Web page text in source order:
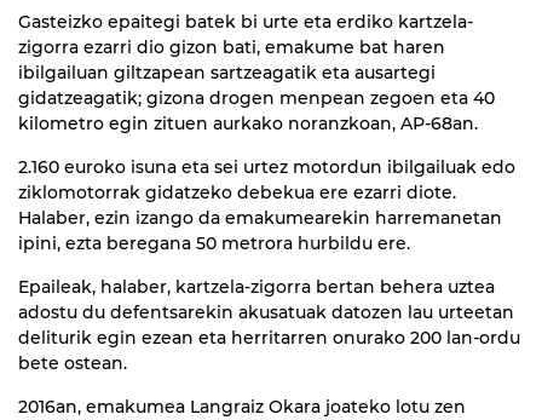
Gasteizko epaitegi batek bi urte eta erdiko kartzela-
zigorra ezarri dio gizon bati, emakume bat haren
ibilgailuan giltzapean sartzeagatik eta ausartegi
gidatzeagatik; gizona drogen menpean zegoen eta 40
kilometro egin zituen aurkako noranzkoan, AP-68an.
2.160 euroko isuna eta sei urtez motordun ibilgailuak edo
ziklomotorrak gidatzeko debekua ere ezarri diote.
Halaber, ezin izango da emakumearekin harremanetan
ipini, ezta beregana 50 metrora hurbildu ere.
Epaileak, halaber, kartzela-zigorra bertan behera uztea
adostu du defentsarekin akusatuak datozen lau urteetan
deliturik egin ezean eta herritarren onurako 200 lan-ordu
bete ostean.
2016an, emakumea Langraiz Okara joateko lotu zen